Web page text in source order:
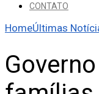
CONTATO
HomeÚltimas